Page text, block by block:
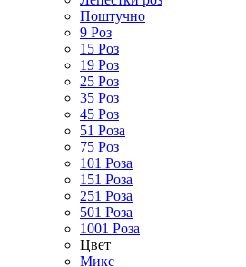
Поштучно
9 Роз
15 Роз
19 Роз
25 Роз
35 Роз
45 Роз
51 Роза
75 Роз
101 Роза
151 Роза
251 Роза
501 Роза
1001 Роза
Цвет
Микс